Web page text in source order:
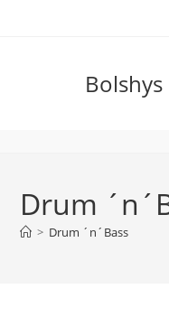
Drum
> Drum ´n´Bass